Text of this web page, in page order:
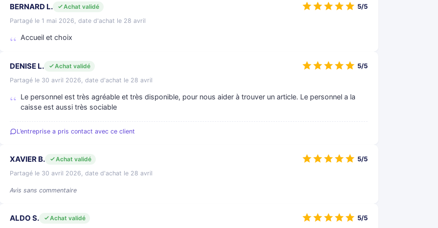
BERNARD L.
Achat validé
Partagé le 1 mai 2026, date d'achat le 28 avril
Accueil et choix
5/5
DENISE L.
Achat validé
Partagé le 30 avril 2026, date d'achat le 28 avril
Le personnel est très agréable et très disponible, pour nous aider à trouver un article. Le personnel a la
caisse est aussi très sociable
5/5
L’entreprise a pris contact avec ce client
XAVIER B.
Achat validé
Partagé le 30 avril 2026, date d'achat le 28 avril
Avis sans commentaire
5/5
ALDO S.
Achat validé
5/5